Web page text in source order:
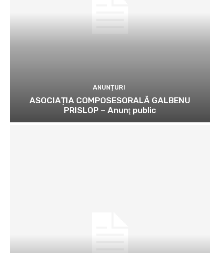
ANUNȚURI
ASOCIAȚIA COMPOSESORALĂ GALBENU
PRISLOP – Anunţ public